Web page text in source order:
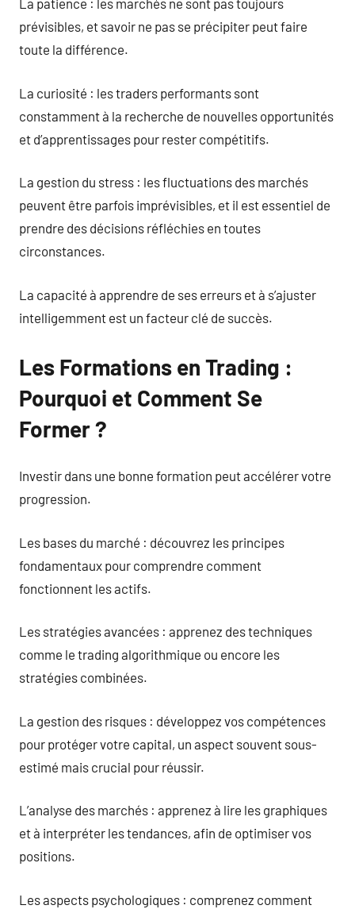
La patience : les marchés ne sont pas toujours
prévisibles, et savoir ne pas se précipiter peut faire
toute la différence.
La curiosité : les traders performants sont
constamment à la recherche de nouvelles opportunités
et d’apprentissages pour rester compétitifs.
La gestion du stress : les fluctuations des marchés
peuvent être parfois imprévisibles, et il est essentiel de
prendre des décisions réfléchies en toutes
circonstances.
La capacité à apprendre de ses erreurs et à s’ajuster
intelligemment est un facteur clé de succès.
Les Formations en Trading :
Pourquoi et Comment Se
Former ?
Investir dans une bonne formation peut accélérer votre
progression.
Les bases du marché : découvrez les principes
fondamentaux pour comprendre comment
fonctionnent les actifs.
Les stratégies avancées : apprenez des techniques
comme le trading algorithmique ou encore les
stratégies combinées.
La gestion des risques : développez vos compétences
pour protéger votre capital, un aspect souvent sous-
estimé mais crucial pour réussir.
L’analyse des marchés : apprenez à lire les graphiques
et à interpréter les tendances, afin de optimiser vos
positions.
Les aspects psychologiques : comprenez comment